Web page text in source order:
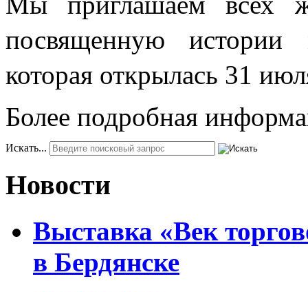
посвященную
которая открылась 31
Более подробная
Искать...
Новости
Выставка «Век
в Бердянске